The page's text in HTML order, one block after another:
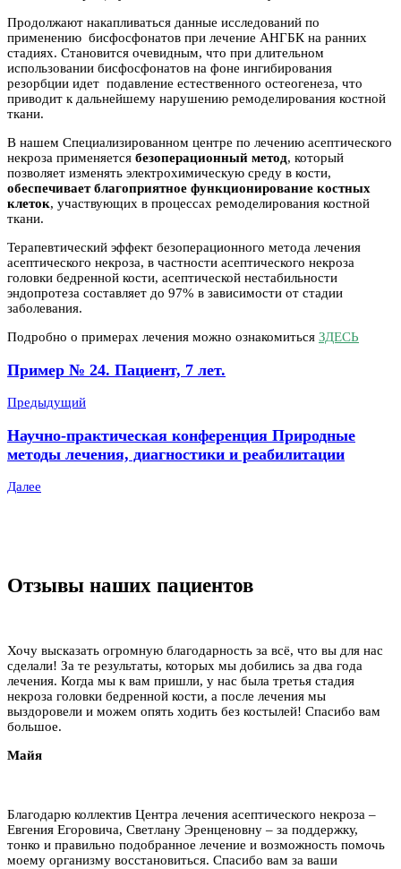
Продолжают накапливаться данные исследований по
применению бисфосфонатов при лечение АНГБК на ранних
стадиях. Становится очевидным, что при длительном
использовании бисфосфонатов на фоне ингибирования
резорбции идет подавление естественного остеогенеза, что
приводит к дальнейшему нарушению ремоделирования костной
ткани.
В нашем Специализированном центре по лечению асептического
некроза применяется безоперационный метод, который
позволяет изменять электрохимическую среду в кости,
обеспечивает благоприятное функционирование костных
клеток, участвующих в процессах ремоделирования костной
ткани.
Терапевтический эффект безоперационного метода лечения
асептического некроза, в частности асептического некроза
головки бедренной кости, асептической нестабильности
эндопротеза составляет до 97% в зависимости от стадии
заболевания.
Подробно о примерах лечения можно ознакомиться ЗДЕСЬ
Пример № 24. Пациент, 7 лет.
Предыдущий
Научно-практическая конференция Природные
методы лечения, диагностики и реабилитации
Далее
Отзывы наших пациентов
Хочу высказать огромную благодарность за всё, что вы для нас
сделали! За те результаты, которых мы добились за два года
лечения. Когда мы к вам пришли, у нас была третья стадия
некроза головки бедренной кости, а после лечения мы
выздоровели и можем опять ходить без костылей! Спасибо вам
большое.
Майя
Благодарю коллектив Центра лечения асептического некроза –
Евгения Егоровича, Светлану Эренценовну – за поддержку,
тонко и правильно подобранное лечение и возможность помочь
моему организму восстановиться. Спасибо вам за ваши